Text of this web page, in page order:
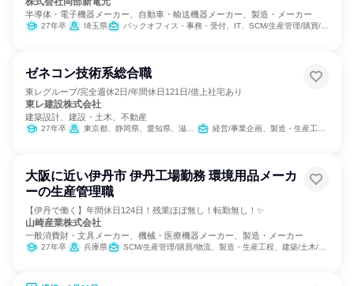
半導体・電子機器メーカー、自動車・輸送機器メーカー、製造・メーカー
27年卒 埼玉県 バックオフィス・事務・受付、IT、SCM/生産管理/購買/物流、製造・生産工程
ゼネコン技術系総合職
東レグループ/完全週休2日/年間休日121日/借上社宅あり
東レ建設株式会社
建築設計、建設・土木、不動産
27年卒 東京都、静岡県、愛知県、滋賀県、大阪府 経営/事業企画、製造・生産工程、建築/土木/プラント専門職
大阪に近い伊丹市 伊丹工場勤務 環境用品メーカ
ーの生産管理職
【伊丹で働く】年間休日124日！残業ほぼ無し！転勤無し！✨
山崎産業株式会社
一般消費財・文具メーカー、機械・医療機器メーカー、製造・メーカー
27年卒 兵庫県 SCM/生産管理/購買/物流、製造・生産工程、建築/土木/プラント専門職